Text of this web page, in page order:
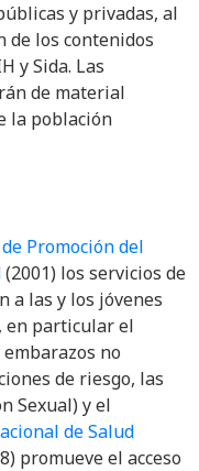
y privadas, al
de los contenidos
y Sida. Las
de material
la población
Promoción del
(2001) los servicios de
a las y los jóvenes
en particular el
no
de riesgo, las
Sexual) y el
de Salud
promueve el acceso